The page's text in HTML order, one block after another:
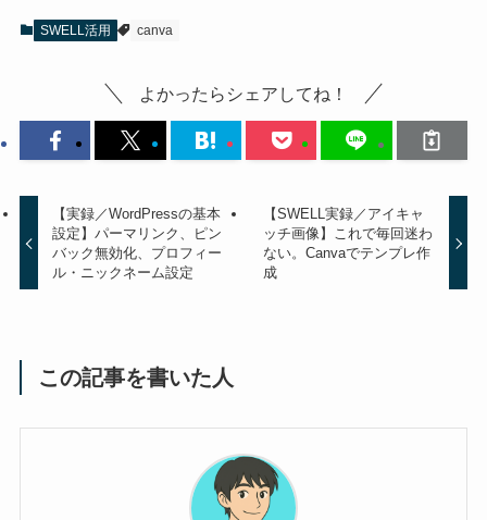
SWELL活用 canva
よかったらシェアしてね！
【実録／WordPressの基本
設定】パーマリンク、ピン
バック無効化、プロフィー
ル・ニックネーム設定
【SWELL実録／アイキャ
ッチ画像】これで毎回迷わ
ない。Canvaでテンプレ作
成
この記事を書いた人